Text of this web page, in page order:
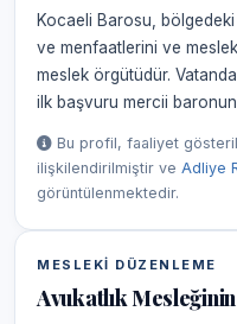
Kocaeli Barosu,
ve menfaatlerini ve
meslek örgütüdür.
ilk başvuru mercii
Bu profil, faaliyet
ilişkilendirilmiştir ve Adliye
görüntülenmektedir.
MESLEKI DÜZENLEME
Avukatlık